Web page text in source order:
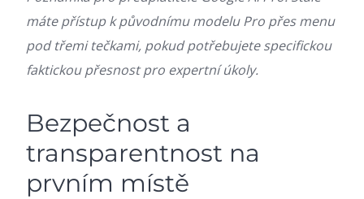
máte přístup k původnímu modelu Pro přes menu
pod třemi tečkami, pokud potřebujete specifickou
faktickou přesnost pro expertní úkoly.
Bezpečnost a
transparentnost na
prvním místě